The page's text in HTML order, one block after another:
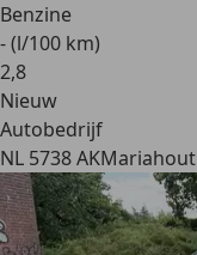
Benzine
- (l/100 km)
2,8
Nieuw
Autobedrijf
NL 5738 AKMariahout